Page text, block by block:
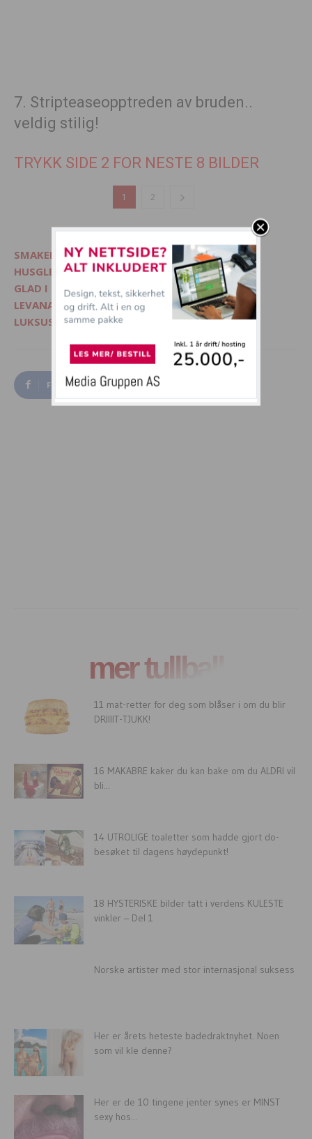
7. Stripteaseopptreden av bruden..
veldig stilig!
TRYKK SIDE 2 FOR NESTE 8 BILDER
1 2
SMAKELIG - Mat, interiør og livsglede
HUSGLEDE.NO - Finn lekre matoppskrifter
GLAD I DYR? - Besøk Morsommedyr.no
LEVANA.NO - Kvinnemagasin på nett
LUKSUSFERIE.NO - Ferie på sitt beste
Facebook Twitter
mer tullball
11 mat-retter for deg som blåser i om du blir
DRIIIIT-TJUKK!
16 MAKABRE kaker du kan bake om du ALDRI vil
bli...
14 UTROLIGE toaletter som hadde gjort do-
besøket til dagens høydepunkt!
18 HYSTERISKE bilder tatt i verdens KULESTE
vinkler – Del 1
Norske artister med stor internasjonal suksess
Her er årets heteste badedraktnyhet. Noen
som vil kle denne?
Her er de 10 tingene jenter synes er MINST
sexy hos...